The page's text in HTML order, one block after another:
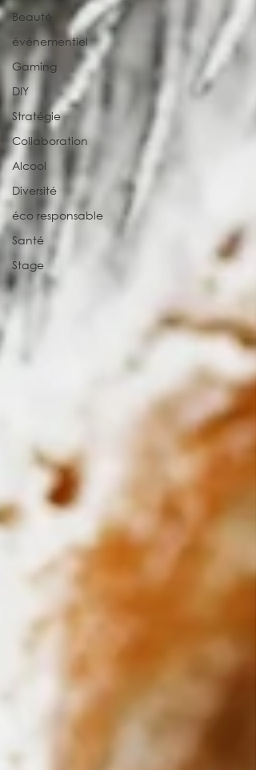
Beauté
événementiel
Gaming
DIY
Stratégie
Collaboration
Alcool
Diversité
éco responsable
Santé
Stage